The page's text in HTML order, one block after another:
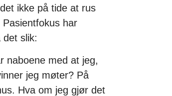
ikke på tide at rus
har
det slik:
naboene med at jeg,
jeg møter? På
Hva om jeg gjør det